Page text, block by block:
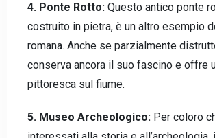
4. Ponte Rotto: Questo antico ponte
costruito in pietra, è un altro esempio
romana. Anche se parzialmente
conserva ancora il suo fascino e offre
pittoresca sul fiume.
5. Museo Archeologico: Per coloro
Check-in